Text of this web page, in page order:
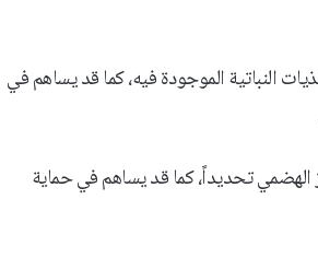
الموجودة فيه، كما قد يساهم في
تحديداً، كما قد يساهم في حماية